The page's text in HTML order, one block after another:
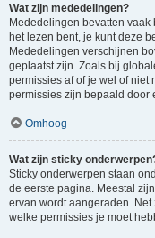
Wat zijn mededelingen?
Mededelingen bevatten vaak
het lezen bent, je kunt deze
Mededelingen verschijnen
geplaatst zijn. Zoals bij
permissies af of je wel of
permissies zijn bepaald door
Omhoog
Wat zijn sticky
Sticky onderwerpen staan
de eerste pagina. Meestal
ervan wordt aangeraden.
welke permissies je moet